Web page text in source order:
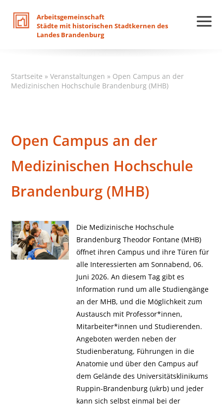
Arbeitsgemeinschaft
Städte mit historischen Stadtkernen des
Landes Brandenburg
Startseite »Veranstaltungen » Open Campus an der
Medizinischen Hochschule Brandenburg (MHB)
Open Campus an der
Medizinischen Hochschule
Brandenburg (MHB)
Die Medizinische Hochschule
Brandenburg Theodor Fontane (MHB)
öffnet ihren Campus und ihre Türen für
alle Interessierten am Sonnabend, 06.
Juni 2026. An diesem Tag gibt es
Information rund um alle Studiengänge
an der MHB, und die Möglichkeit zum
Austausch mit Professor*innen,
Mitarbeiter*innen und Studierenden.
Angeboten werden neben der
Studienberatung, Führungen in die
Anatomie und über den Campus auf
dem Gelände des Universitätsklinikums
Ruppin-Brandenburg (ukrb) und jeder
kann sich selbst einmal bei der